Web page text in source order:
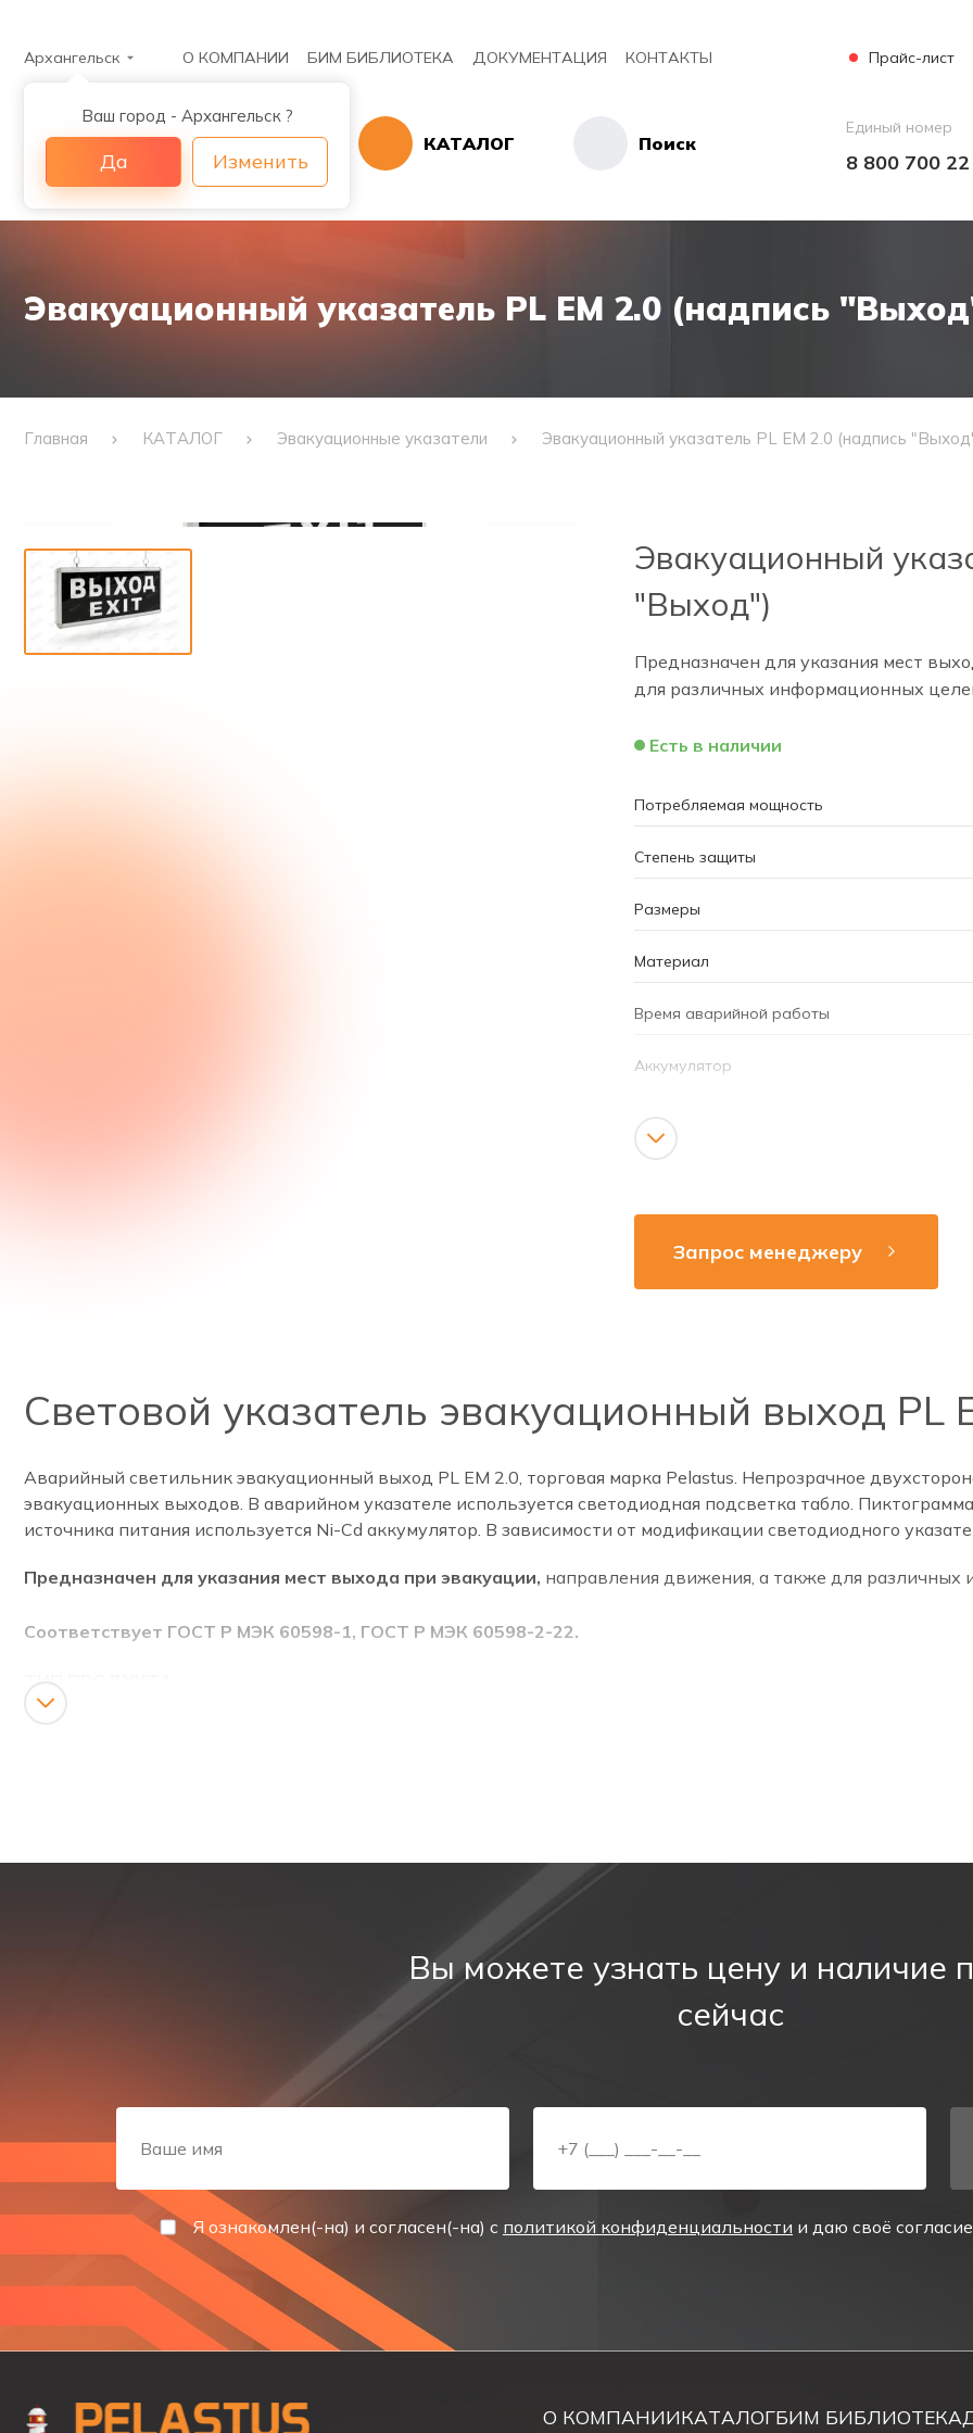
Архангельск
Ваш город - Архангельск ?
Да Изменить
О КОМПАНИИ БИМ БИБЛИОТЕКА ДОКУМЕНТАЦИЯ КОНТАКТЫ Прайс-лист
КАТАЛОГ Поиск
Единый номер
8 800 700
Эвакуационный указатель PL EM 2.0 (надпись
Главная КАТАЛОГ Эвакуационные указатели Эвакуационный указатель PL EM 2.0 (надпись
Эвакуационный
"Выход")
Предназначен для указания мест
для различных информационных
Есть в наличии
Потребляемая мощность
Степень защиты
Размеры
Материал
Время аварийной работы
Аккумулятор
Рабочая частота
Источник света
Время зарядки аккумулятора
Запрос менеджеру
Световой указатель эвакуационный выход PL
Аварийный светильник эвакуационный выход PL EM 2.0, торговая марка Pelastus. Непрозрачное
эвакуационных выходов. В аварийном указателе используется светодиодная подсветка табло.
источника питания используется Ni-Cd аккумулятор. В зависимости от модификации светодиодного
Предназначен для указания мест выхода при эвакуации, направления движения, а также для
Соответствует ГОСТ Р МЭК 60598-1, ГОСТ Р МЭК 60598-2-22.
Аварийный светильник (световой указатель) эвакуационный выход состоит из алюминиевого корпуса и
светодиодная подсветка. Потребляемая мощность табло - 5W.
Для обеспечения работы в автономном режиме, светильник имеет собственную никель-кадмиевую (Ni-Cd)
поставляется в модификациях с разным временем работы в автономном режиме – 1,5 часа. Аккумуляторный
защиту от перезаряда. Максимальное время заряда аккумулятора – 24 часа.
Для контроля за состоянием работы сети, процессом заряда аккумулятора в табло предусмотрены
Указатель эвакуационный выход предназначен для подвесного монтажа к потолку.
СФЕРА ПРИМЕНЕНИЯ
Светодиодный указатель применяется для обозначения эвакуационных выходов
ТЕХНИЧЕСКИЕ ХАРАКТЕРИСТИКИ
Корпус– алюминий
Вы можете узнать цену и наличие
сейчас
Я ознакомлен(-на) и согласен(-на) с политикой конфиденциальности и даю своё
О КОМПАНИИКАТАЛОГБИМ БИБЛИОТЕКА